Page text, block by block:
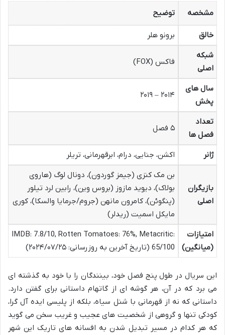
مشخصه توضیح
خالق
برونو هلر
شبکه
اصلی
فاکس (FOX)
سال های
پخش
۲۰۱۴ – ۲۰۱۹
تعداد
فصل ها
۵ فصل
ژانر اکشن، جنایی، درام، ابرقهرمانی، تریلر
بازیگران
اصلی
بن مک کنزی (جیمز گوردون)، دونال لوگ (هاروی
بولاک)، دیوید مازوز (بروس وین)، رابین لرد تیلور
(پنگوئن)، کامرون مانهن (جروم/جرمایا والسکا)، کوری
مایکل اسمیت (ریدلر)
امتیازات
(میانگین)
IMDB: 7.8/10, Rotten Tomatoes: 76%, Metacritic:
65/100 (تاریخ آخرین به روزرسانی: ۲۰۲۴/۰۷/۲۵)
این سریال در طول پنج فصل خود، بینندگان را با خود به گذشته ای
می برد که در آن، هر گوشه ای از گاتهام داستانی برای گفتن دارد.
داستانی که نه از قهرمانی با شنل سیاه، بلکه از پلیسی ایده آل گرا،
کودکی تنها و گروهی از شخصیت های عجیب و غریب سخن می گوید
که هر کدام در مسیر تبدیل شدن به افسانه های تاریک این شهر